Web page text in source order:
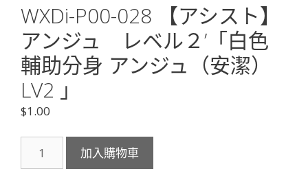
WXDi-P00-028 【アシスト】
アンジュ レベル２’「白色
輔助分身 アンジュ（安潔）
LV2 」
$1.00
P00-
加入購物車